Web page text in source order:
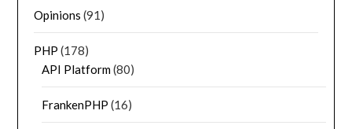
Opinions (91)
PHP (178)
API Platform(80)
FrankenPHP (16)